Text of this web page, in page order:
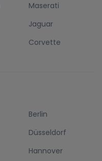
Maserati
Jaguar
Corvette
Berlin
Düsseldorf
Hannover